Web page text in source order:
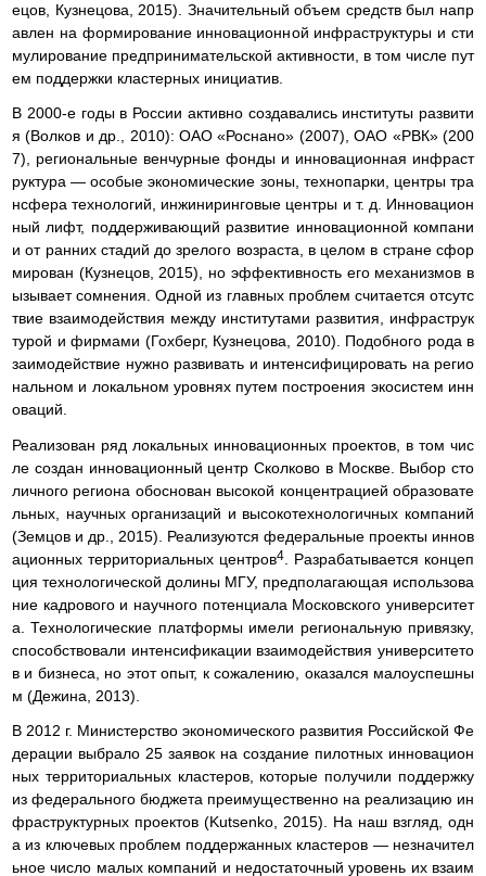
ецов, Кузнецова, 2015). Значительный объем средств был напр
авлен на формирование инновационной инфраструктуры и сти
мулирование предпринимательской активности, в том числе пут
ем поддержки кластерных инициатив.
В 2000-е годы в России активно создавались институты развити
я (Волков и др., 2010): ОАО «Роснано» (2007), ОАО «РВК» (200
7), региональные венчурные фонды и инновационная инфраст
руктура — особые экономические зоны, технопарки, центры тра
нсфера технологий, инжиниринговые центры и т. д. Инновацион
ный лифт, поддерживающий развитие инновационной компани
и от ранних стадий до зрелого возраста, в целом в стране сфор
мирован (Кузнецов, 2015), но эффективность его механизмов в
ызывает сомнения. Одной из главных проблем считается отсутс
твие взаимодействия между институтами развития, инфраструк
турой и фирмами (Гохберг, Кузнецова, 2010). Подобного рода в
заимодействие нужно развивать и интенсифицировать на регио
нальном и локальном уровнях путем построения экосистем инн
оваций.
Реализован ряд локальных инновационных проектов, в том чис
ле создан инновационный центр Сколково в Москве. Выбор сто
личного региона обоснован высокой концентрацией образовате
льных, научных организаций и высокотехнологичных компаний
(Земцов и др., 2015). Реализуются федеральные проекты иннов
ационных территориальных центров4
. Разрабатывается концеп
ция технологической долины МГУ, предполагающая использова
ние кадрового и научного потенциала Московского университет
а. Технологические платформы имели региональную привязку,
способствовали интенсификации взаимодействия университето
в и бизнеса, но этот опыт, к сожалению, оказался малоуспешны
м (Дежина, 2013).
В 2012 г. Министерство экономического развития Российской Фе
дерации выбрало 25 заявок на создание пилотных инновацион
ных территориальных кластеров, которые получили поддержку
из федерального бюджета преимущественно на реализацию ин
фраструктурных проектов (Kutsenko, 2015). На наш взгляд, одн
а из ключевых проблем поддержанных кластеров — незначител
ьное число малых компаний и недостаточный уровень их взаим